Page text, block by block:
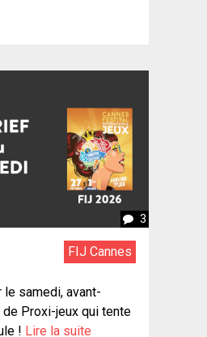
3
FIJ Cannes
samedi, avant-
Proxi-jeux qui tente
! Lire la suite